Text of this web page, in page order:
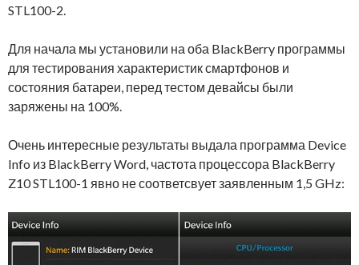
STL100-2.
Для начала мы установили на оба BlackBerry программы
для тестирования характеристик смартфонов и
состояния батареи, перед тестом девайсы были
заряжены на 100%.
Очень интересные результаты выдала программа Device
Info из BlackBerry Word, частота процессора BlackBerry
Z10 STL100-1 явно не соответсвует заявленным 1,5 GHz: